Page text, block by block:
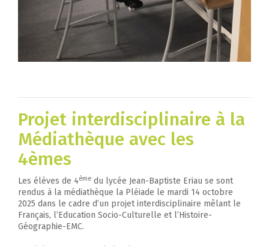
Projet interdisciplinaire à la
Médiathèque avec les
4èmes
Les élèves de 4ème du lycée Jean-Baptiste Eriau se sont
rendus à la médiathèque la Pléiade le mardi 14 octobre
2025 dans le cadre d’un projet interdisciplinaire mêlant le
Français, l’Education Socio-Culturelle et l’Histoire-
Géographie-EMC.